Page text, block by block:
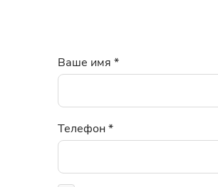
Ваше имя *
Телефон*